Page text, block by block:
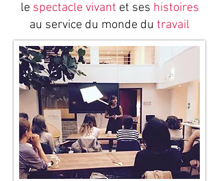
le spectacle vivant et ses histoires
au service du monde du travail